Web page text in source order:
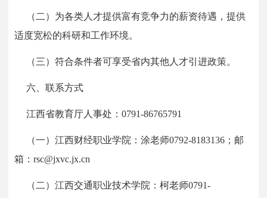
（二）为各类人才提供富有竞争力的薪资待遇，提供
适度宽松的科研和工作环境。
（三）符合条件者可享受省内其他人才引进政策。
六、联系方式
江西省教育厅人事处：0791-86765791
（一）江西财经职业学院：涂老师0792-8183136；邮
箱：rsc@jxvc.jx.cn
（二）江西交通职业技术学院：柯老师0791-